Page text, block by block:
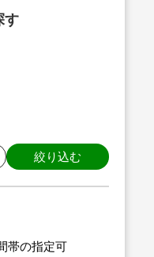
す
絞り込む
帯の指定可